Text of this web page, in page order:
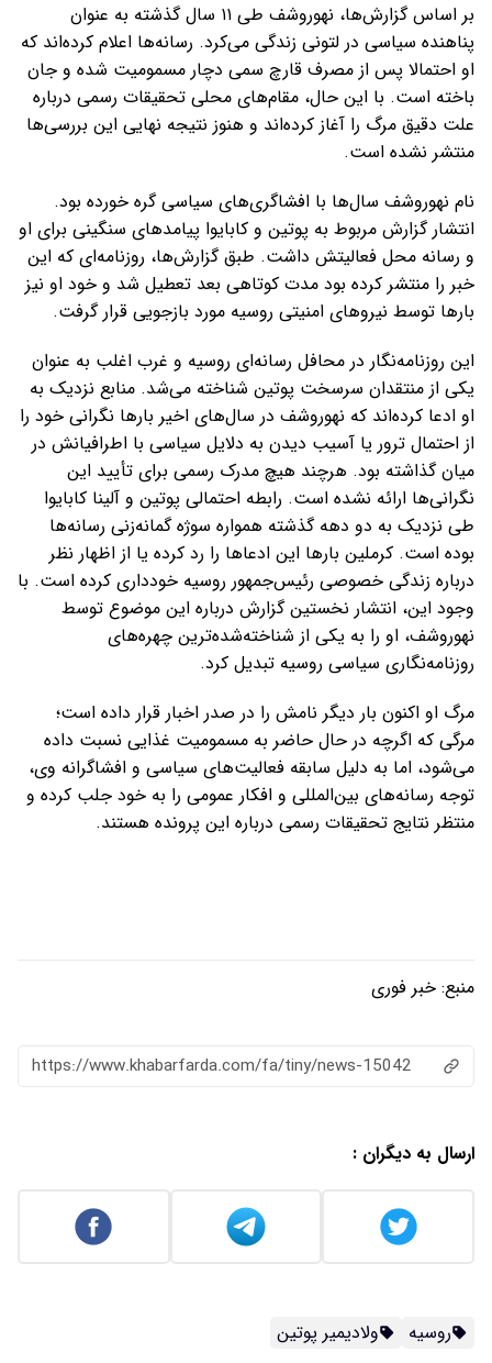
بر اساس گزارش‌ها، نهوروشف طی ۱۱ سال گذشته به عنوان
پناهنده سیاسی در لتونی زندگی می‌کرد. رسانه‌ها اعلام کرده‌اند که
او احتمالا پس از مصرف قارچ سمی دچار مسمومیت شده و جان
باخته است. با این حال، مقام‌های محلی تحقیقات رسمی درباره
علت دقیق مرگ را آغاز کرده‌اند و هنوز نتیجه نهایی این بررسی‌ها
منتشر نشده است.
نام نهوروشف سال‌ها با افشاگری‌های سیاسی گره خورده بود.
انتشار گزارش مربوط به پوتین و کابایوا پیامدهای سنگینی برای او
و رسانه محل فعالیتش داشت. طبق گزارش‌ها، روزنامه‌ای که این
خبر را منتشر کرده بود مدت کوتاهی بعد تعطیل شد و خود او نیز
بارها توسط نیروهای امنیتی روسیه مورد بازجویی قرار گرفت.
این روزنامه‌نگار در محافل رسانه‌ای روسیه و غرب اغلب به عنوان
یکی از منتقدان سرسخت پوتین شناخته می‌شد. منابع نزدیک به
او ادعا کرده‌اند که نهوروشف در سال‌های اخیر بارها نگرانی خود را
از احتمال ترور یا آسیب دیدن به دلایل سیاسی با اطرافیانش در
میان گذاشته بود. هرچند هیچ مدرک رسمی برای تأیید این
نگرانی‌ها ارائه نشده است. رابطه احتمالی پوتین و آلینا کابایوا
طی نزدیک به دو دهه گذشته همواره سوژه گمانه‌زنی رسانه‌ها
بوده است. کرملین بارها این ادعاها را رد کرده یا از اظهار نظر
درباره زندگی خصوصی رئیس‌جمهور روسیه خودداری کرده است. با
وجود این، انتشار نخستین گزارش درباره این موضوع توسط
نهوروشف، او را به یکی از شناخته‌شده‌ترین چهره‌های
روزنامه‌نگاری سیاسی روسیه تبدیل کرد.
مرگ او اکنون بار دیگر نامش را در صدر اخبار قرار داده است؛
مرگی که اگرچه در حال حاضر به مسمومیت غذایی نسبت داده
می‌شود، اما به دلیل سابقه فعالیت‌های سیاسی و افشاگرانه وی،
توجه رسانه‌های بین‌المللی و افکار عمومی را به خود جلب کرده و
منتظر نتایج تحقیقات رسمی درباره این پرونده هستند.
منبع: خبر فوری
https://www.khabarfarda.com/fa/tiny/news-15042
ارسال به دیگران :
روسیه ولادیمیر پوتین